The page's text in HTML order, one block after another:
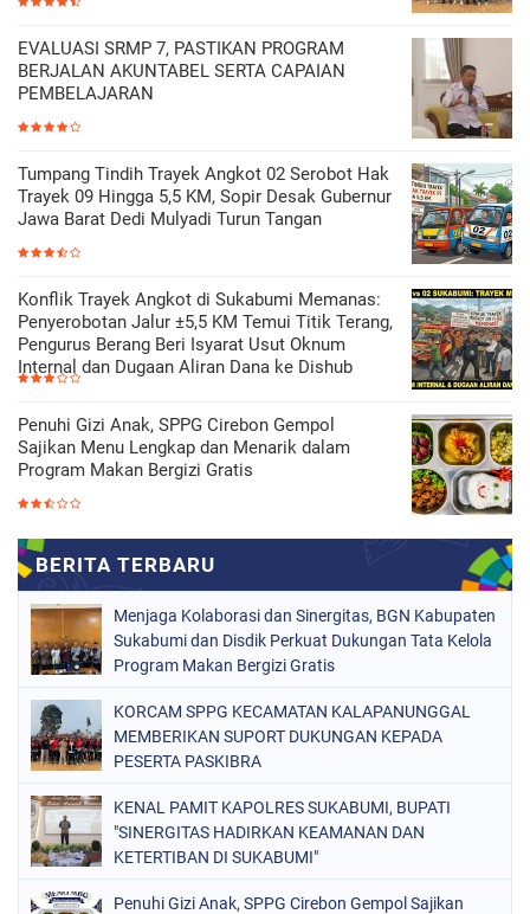
EVALUASI SRMP 7, PASTIKAN PROGRAM
BERJALAN AKUNTABEL SERTA CAPAIAN
PEMBELAJARAN
Tumpang Tindih Trayek Angkot 02 Serobot Hak
Trayek 09 Hingga 5,5 KM, Sopir Desak Gubernur
Jawa Barat Dedi Mulyadi Turun Tangan
Konflik Trayek Angkot di Sukabumi Memanas:
Penyerobotan Jalur ±5,5 KM Temui Titik Terang,
Pengurus Berang Beri Isyarat Usut Oknum
Internal dan Dugaan Aliran Dana ke Dishub
Penuhi Gizi Anak, SPPG Cirebon Gempol
Sajikan Menu Lengkap dan Menarik dalam
Program Makan Bergizi Gratis
Menjaga Kolaborasi dan Sinergitas, BGN Kabupaten
Sukabumi dan Disdik Perkuat Dukungan Tata Kelola
Program Makan Bergizi Gratis
KORCAM SPPG KECAMATAN KALAPANUNGGAL
MEMBERIKAN SUPORT DUKUNGAN KEPADA
PESERTA PASKIBRA
KENAL PAMIT KAPOLRES SUKABUMI, BUPATI
"SINERGITAS HADIRKAN KEAMANAN DAN
KETERTIBAN DI SUKABUMI"
Penuhi Gizi Anak, SPPG Cirebon Gempol Sajikan